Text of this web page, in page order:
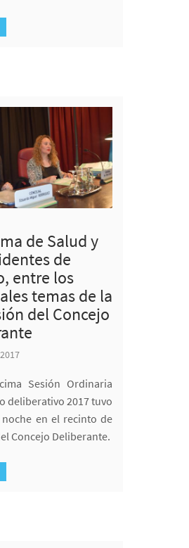
de Salud y
de
entre los
temas de la
del Concejo
Sesión Ordinaria
deliberativo 2017 tuvo
en el recinto de
Concejo Deliberante.